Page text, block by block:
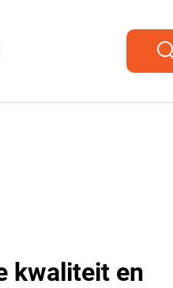
kwaliteit en